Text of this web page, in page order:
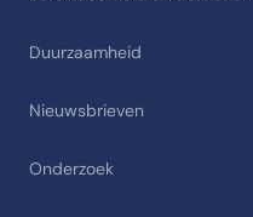
Duurzaamheid
Nieuwsbrieven
Onderzoek